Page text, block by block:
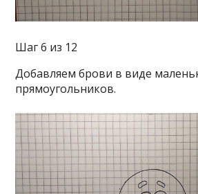
Шаг 6 из 12
Добавляем брови в виде
прямоугольников.